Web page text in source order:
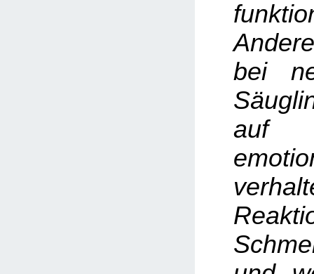
bei
auf